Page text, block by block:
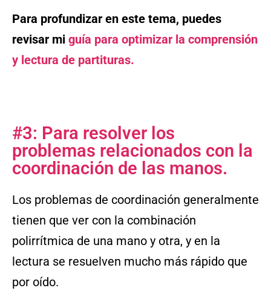
Para profundizar en este tema, puedes
revisar mi guía para optimizar la comprensión
y lectura de partituras.
#3: Para resolver los
problemas relacionados con la
coordinación de las manos.
Los problemas de coordinación generalmente
tienen que ver con la combinación
polirrítmica de una mano y otra, y en la
lectura se resuelven mucho más rápido que
por oído.